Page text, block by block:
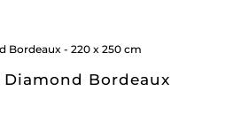
Bordeaux